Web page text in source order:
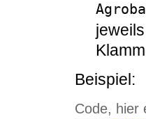
Beispiel:
Code, hier